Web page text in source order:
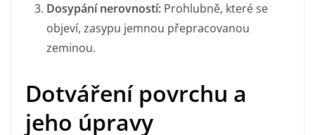
Dosypání nerovností: Prohlubně, které se
objeví, zasypu jemnou přepracovanou
zeminou.
Dotváření povrchu a
jeho úpravy